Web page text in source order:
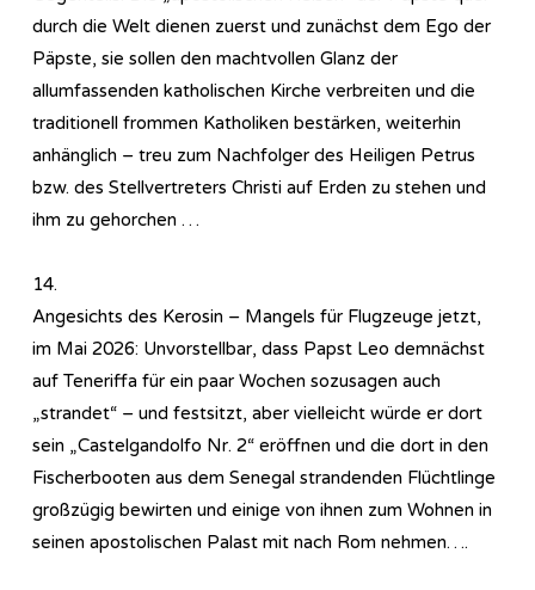
durch die Welt dienen zuerst und zunächst dem Ego der
Päpste, sie sollen den machtvollen Glanz der
allumfassenden katholischen Kirche verbreiten und die
traditionell frommen Katholiken bestärken, weiterhin
anhänglich – treu zum Nachfolger des Heiligen Petrus
bzw. des Stellvertreters Christi auf Erden zu stehen und
ihm zu gehorchen …
14.
Angesichts des Kerosin – Mangels für Flugzeuge jetzt,
im Mai 2026: Unvorstellbar, dass Papst Leo demnächst
auf Teneriffa für ein paar Wochen sozusagen auch
„strandet“ – und festsitzt, aber vielleicht würde er dort
sein „Castelgandolfo Nr. 2“ eröffnen und die dort in den
Fischerbooten aus dem Senegal strandenden Flüchtlinge
großzügig bewirten und einige von ihnen zum Wohnen in
seinen apostolischen Palast mit nach Rom nehmen….